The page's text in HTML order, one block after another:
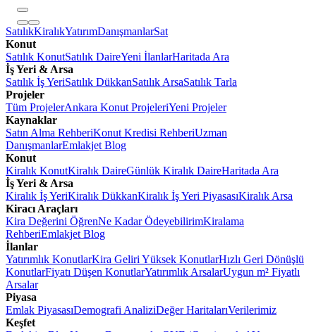
SatılıkKiralıkYatırımDanışmanlarSat
Konut
Satılık KonutSatılık DaireYeni İlanlarHaritada Ara
İş Yeri & Arsa
Satılık İş YeriSatılık DükkanSatılık ArsaSatılık Tarla
Projeler
Tüm ProjelerAnkara Konut ProjeleriYeni Projeler
Kaynaklar
Satın Alma RehberiKonut Kredisi RehberiUzman
DanışmanlarEmlakjet Blog
Konut
Kiralık KonutKiralık DaireGünlük Kiralık DaireHaritada Ara
İş Yeri & Arsa
Kiralık İş YeriKiralık DükkanKiralık İş Yeri PiyasasıKiralık Arsa
Kiracı Araçları
Kira Değerini ÖğrenNe Kadar ÖdeyebilirimKiralama
RehberiEmlakjet Blog
İlanlar
Yatırımlık KonutlarKira Geliri Yüksek KonutlarHızlı Geri Dönüşlü
KonutlarFiyatı Düşen KonutlarYatırımlık ArsalarUygun m² Fiyatlı
Arsalar
Piyasa
Emlak PiyasasıDemografi AnaliziDeğer HaritalarıVerilerimiz
Keşfet